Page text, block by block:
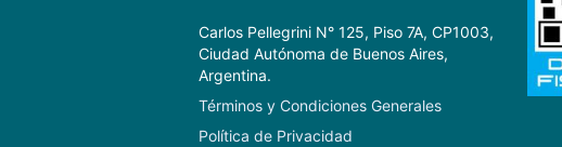
Carlos Pellegrini N° 125, Piso 7A, CP1003,
Ciudad Autónoma de Buenos Aires,
Argentina.
Términos y Condiciones Generales
Política de Privacidad